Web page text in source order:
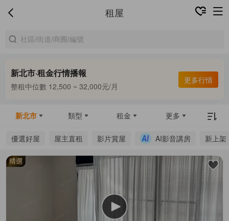
租屋
新北市·租金行情播報
合租中位數 8,000 ~ 9,500元/月
整租中位數 12,500 ~ 32,000元/月
更多行情
新北市 類型 租金 更多
優選好屋 屋主直租 影片賞屋 AI影音講房 新上架